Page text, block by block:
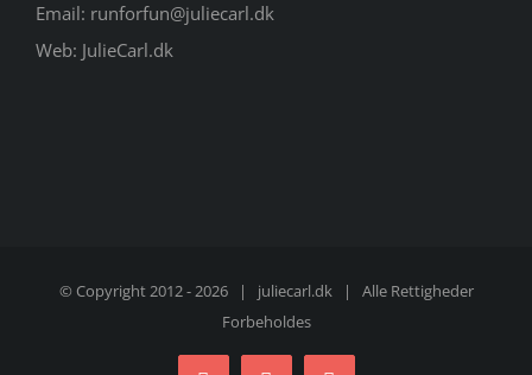
Email: runforfun@juliecarl.dk
Web: JulieCarl.dk
© Copyright 2012 -2026 | juliecarl.dk| Alle Rettigheder
Forbeholdes